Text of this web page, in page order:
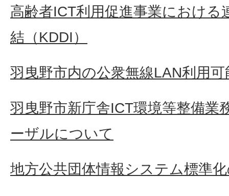
高齢者ICT利用促進事業における
結（KDDI）
羽曳野市内の公衆無線LAN利用
羽曳野市新庁舎ICT環境等整備業
ーザルについて
地方公共団体情報システム標準